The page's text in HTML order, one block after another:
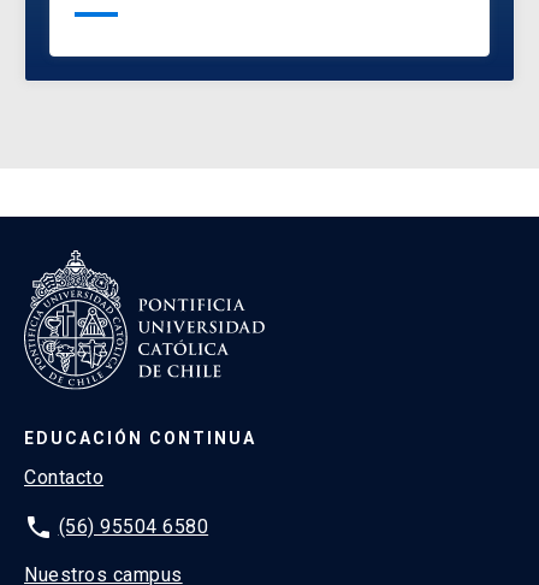
EDUCACIÓN CONTINUA
Contacto
phone (56) 95504 6580
Nuestros campus